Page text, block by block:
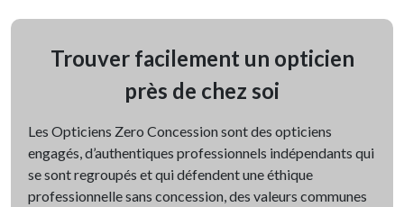
Trouver facilement un opticien
près de chez soi
Les Opticiens Zero Concession sont des opticiens
engagés, d’authentiques professionnels indépendants qui
se sont regroupés et qui défendent une éthique
professionnelle sans concession, des valeurs communes